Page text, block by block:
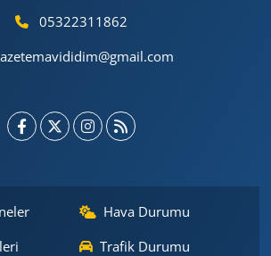
05322311862
Hava Durumu
Trafik Durumu